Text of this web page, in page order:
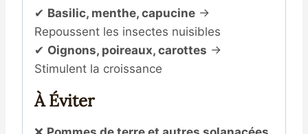
✔ Basilic, menthe, capucine →
Repoussent les insectes nuisibles
✔ Oignons, poireaux, carottes →
Stimulent la croissance
À Éviter